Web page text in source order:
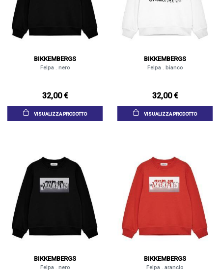
BIKKEMBERGS
Felpa . nero
32,00 €
VISUALIZZA PRODOTTO
BIKKEMBERGS
Felpa . bianco
32,00 €
VISUALIZZA PRODOTTO
BIKKEMBERGS
Felpa . nero
BIKKEMBERGS
Felpa . arancio